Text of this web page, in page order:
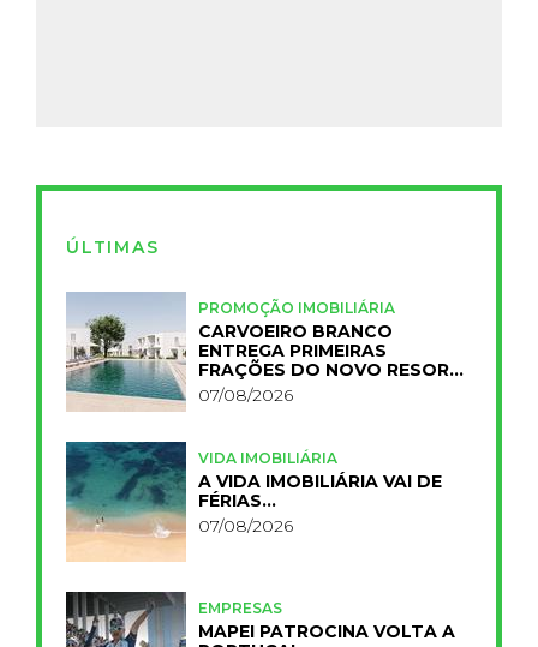
ÚLTIMAS
PROMOÇÃO IMOBILIÁRIA
CARVOEIRO BRANCO
ENTREGA PRIMEIRAS
FRAÇÕES DO NOVO RESORT
PRIMELIFE
07/08/2026
VIDA IMOBILIÁRIA
A VIDA IMOBILIÁRIA VAI DE
FÉRIAS…
07/08/2026
EMPRESAS
MAPEI PATROCINA VOLTA A